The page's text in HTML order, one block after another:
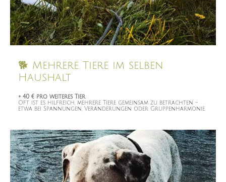
🐕 Mehrere Tiere im selben
Haushalt
+ 40 € pro weiteres Tier
Oft ist es hilfreich, mehrere Tiere gemeinsam zu betrachten –
etwa bei Spannungen, Veränderungen oder Gruppenharmonie.